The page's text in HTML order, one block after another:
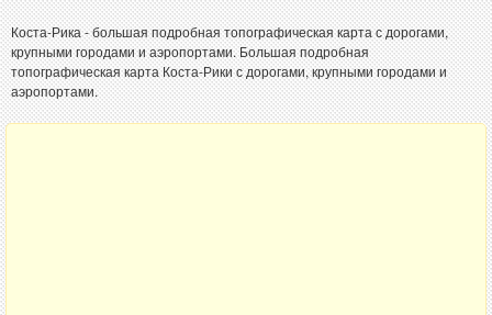
Коста-Рика - большая подробная топографическая карта с дорогами,
крупными городами и аэропортами. Большая подробная
топографическая карта Коста-Рики с дорогами, крупными городами и
аэропортами.